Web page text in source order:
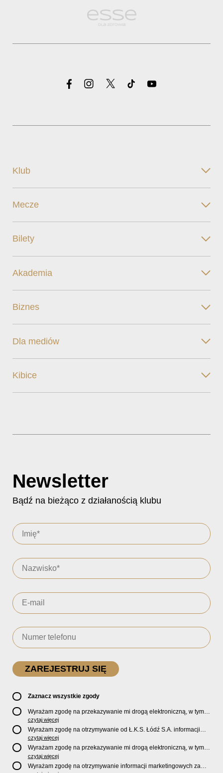
Klub
Mecze
Bilety
Akademia
Biznes
Dla mediów
Kibice
Newsletter
Bądź na bieżąco z działanością klubu
Zaznacz wszystkie zgody
Wyrażam zgodę na przekazywanie mi drogą elektroniczną, w tym
pocztą e-mail, oficjalnego newslettera oraz informacji o zniżkach,
promocjach, nowościach, biletach, karnetach, ofercie sklepu U2
Store oraz serwisu bilety.lkslodz.pl i innych produktach oraz
usługach oferowanych przez Ł.K.S. Łódź S.A.
czytaj więcej
Wyrażam zgodę na otrzymywanie od Ł.K.S. Łódź S.A. informacji
marketingowych dotyczących działalności spółki, ofert, wydarzeń i
produktów za pośrednictwem wiadomości SMS oraz połączeń
telefonicznych.
czytaj więcej
Wyrażam zgodę na przekazywanie mi drogą elektroniczną, w tym
pocztą e-mail, informacji handlowych i marketingowych o
produktach, usługach i działalnościSponsorów i PartnerówŁ.K.S.
czytaj więcej
Wyrażam zgodę na otrzymywanie informacji marketingowych za